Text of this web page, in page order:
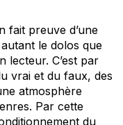
fait preuve d’une
le dolos que
lecteur. C’est par
vrai et du faux, des
atmosphère
Par cette
du